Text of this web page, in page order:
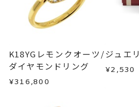
#6.5以下は±1
モチーフ 縦：
リング幅 約
カテゴリー
ご注文いただいてから在庫状
・在庫のご用意ができる場合：
内を目安に発送いたします。
・受注生産となる場合： 商品ペ
返品・交換以下の場合、商品の
は承りかねます。
・受注生産の商品
・お客さまのお手元で傷や汚れ
・到着後ご連絡無く7日以上経過
・刻印をお入れした商品
K18YGレモンクオーツ/
ダイヤモンドリング
¥316,800
ジュエ
¥2,530